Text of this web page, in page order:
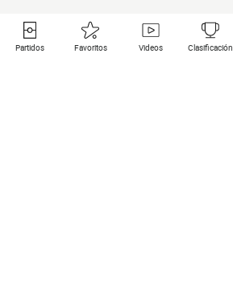
Partidos Favoritos Videos Clasificación